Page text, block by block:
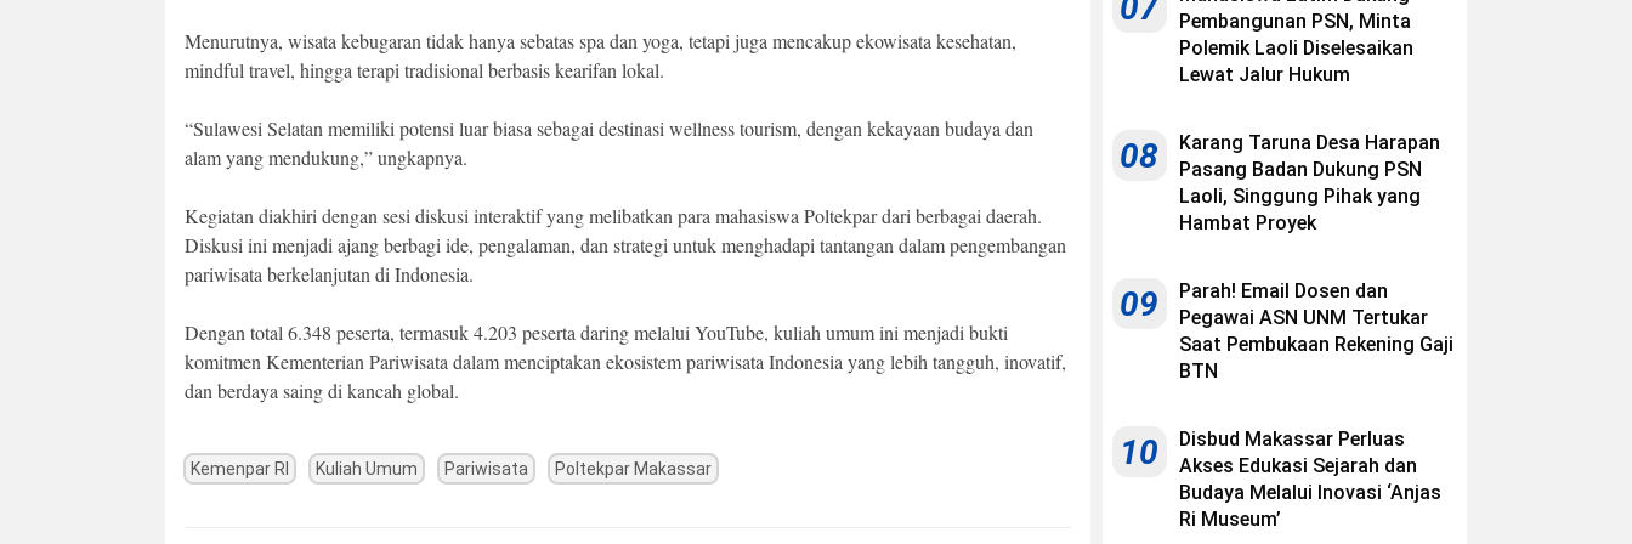
Menurutnya, wisata kebugaran tidak hanya sebatas spa dan yoga, tetapi juga mencakup ekowisata kesehatan,
mindful travel, hingga terapi tradisional berbasis kearifan lokal.
“Sulawesi Selatan memiliki potensi luar biasa sebagai destinasi wellness tourism, dengan kekayaan budaya dan
alam yang mendukung,” ungkapnya.
Kegiatan diakhiri dengan sesi diskusi interaktif yang melibatkan para mahasiswa Poltekpar dari berbagai daerah.
Diskusi ini menjadi ajang berbagi ide, pengalaman, dan strategi untuk menghadapi tantangan dalam pengembangan
pariwisata berkelanjutan di Indonesia.
Dengan total 6.348 peserta, termasuk 4.203 peserta daring melalui YouTube, kuliah umum ini menjadi bukti
komitmen Kementerian Pariwisata dalam menciptakan ekosistem pariwisata Indonesia yang lebih tangguh, inovatif,
dan berdaya saing di kancah global.
Kemenpar RI Kuliah Umum Pariwisata Poltekpar Makassar
Pembangunan PSN, Minta
Polemik Laoli Diselesaikan
Lewat Jalur Hukum
08
Karang Taruna Desa Harapan
Pasang Badan Dukung PSN
Laoli, Singgung Pihak yang
Hambat Proyek
09
Parah! Email Dosen dan
Pegawai ASN UNM Tertukar
Saat Pembukaan Rekening Gaji
BTN
10
Disbud Makassar Perluas
Akses Edukasi Sejarah dan
Budaya Melalui Inovasi ‘Anjas
Ri Museum’